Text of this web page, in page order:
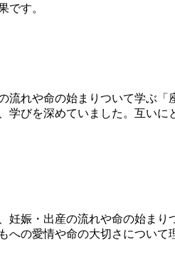
です。
れや命の始まりついて学ぶ「
びを深めていました。互い
娠・出産の流れや命の始ま
の愛情や命の大切さについて